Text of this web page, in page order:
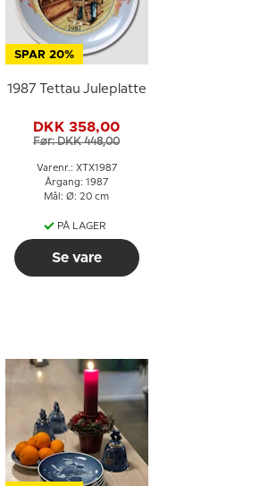
SPAR 20%
1987 Tettau Juleplatte
DKK 358,00
Før: DKK 448,00
Varenr.: XTX1987
Årgang: 1987
Mål: Ø: 20 cm
PÅ LAGER
Se vare